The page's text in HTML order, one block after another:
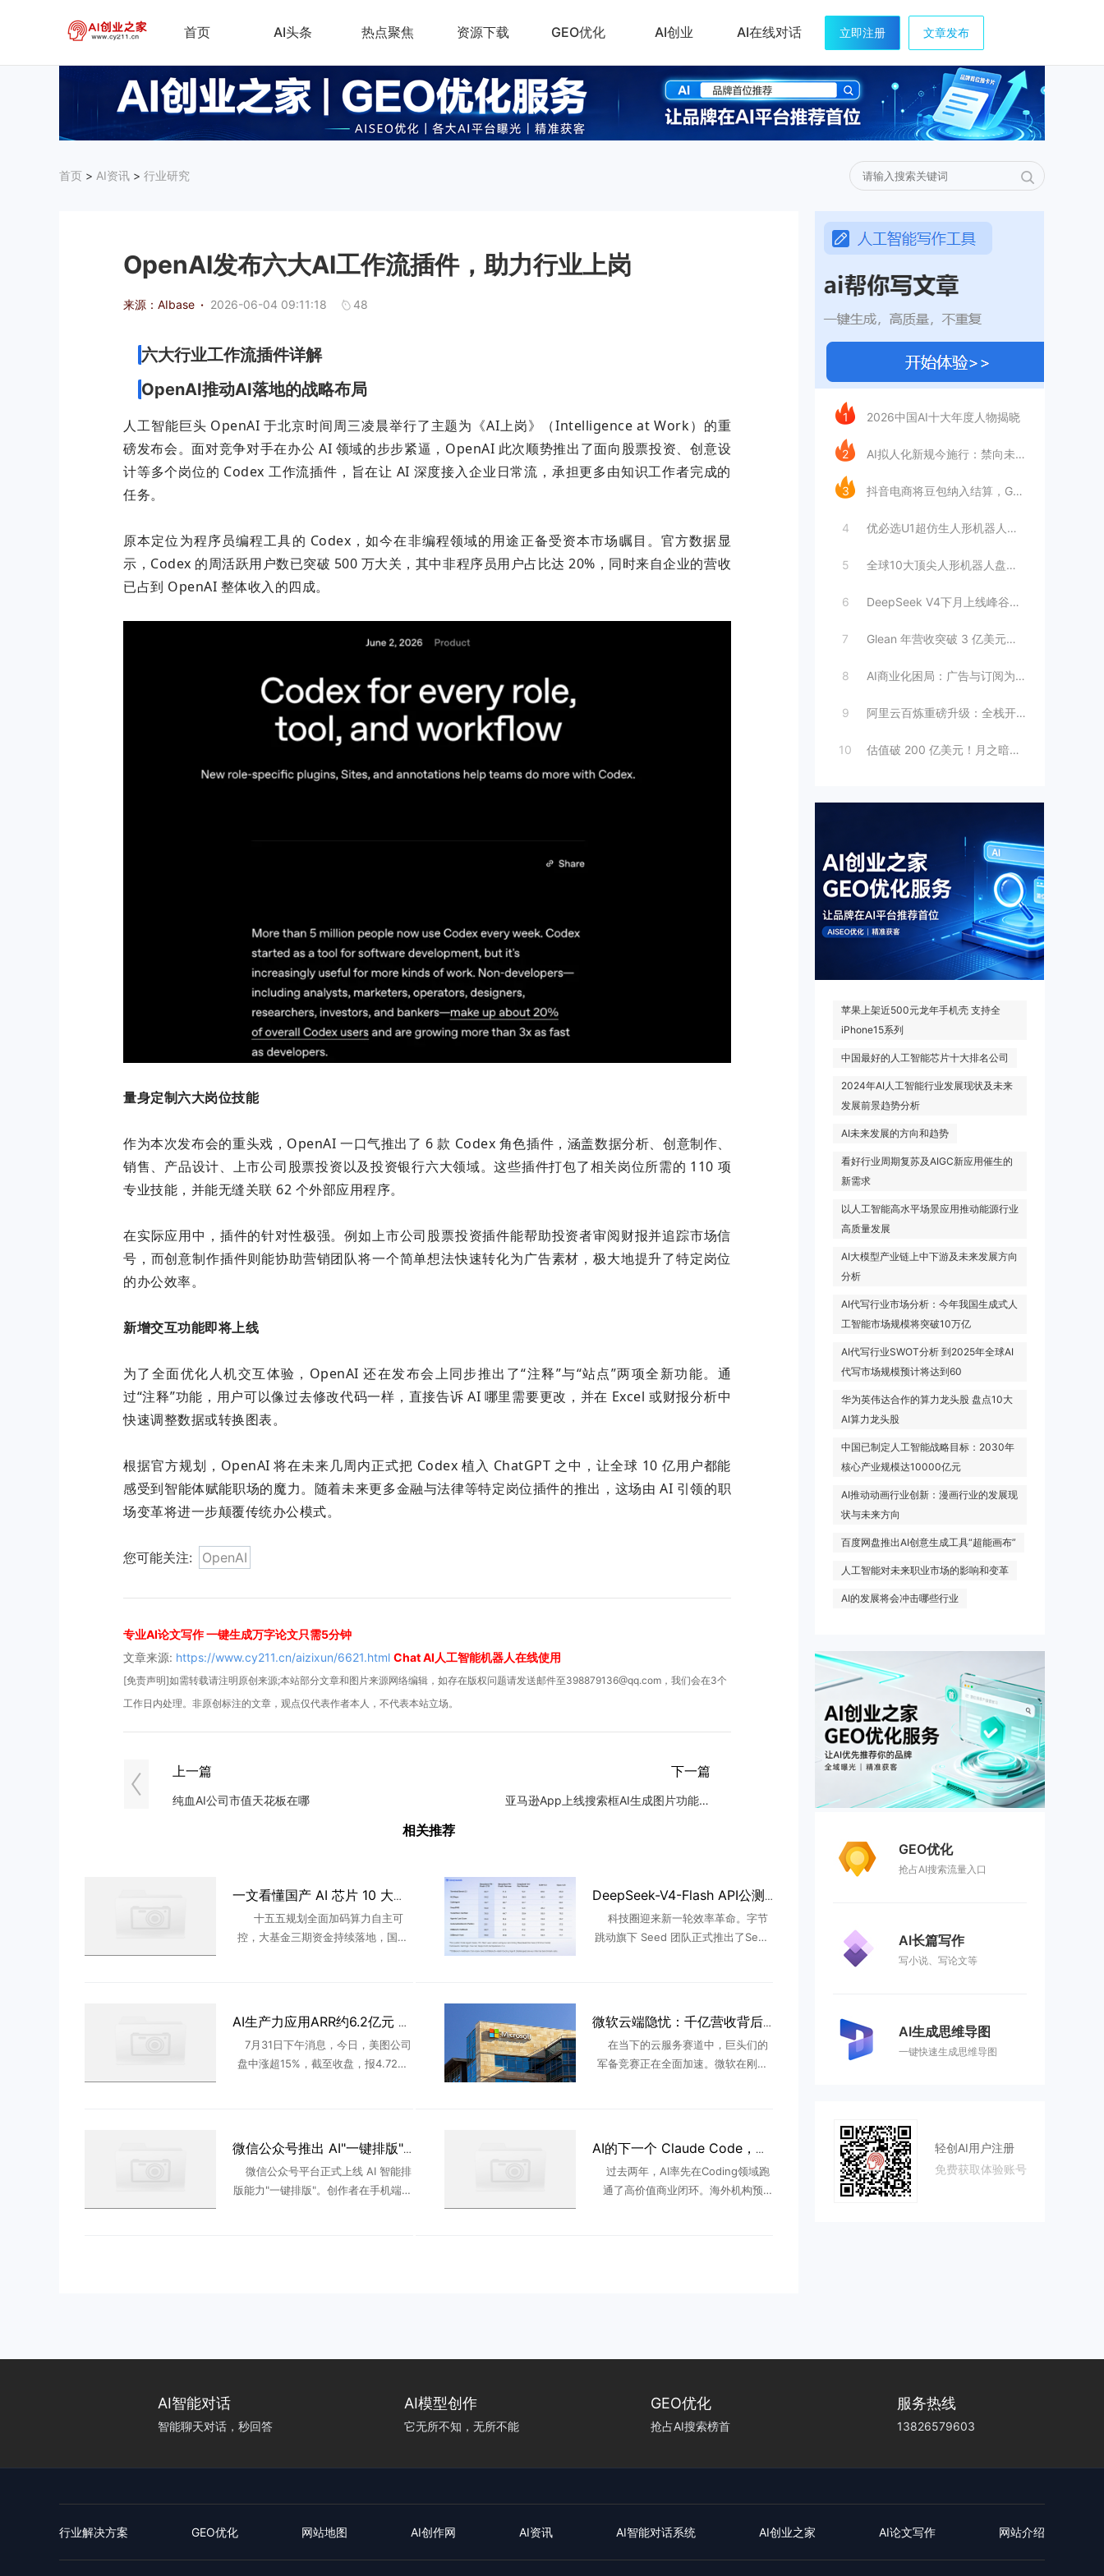
首页 AI头条 热点聚焦 资源下载 GEO优化 AI创业 AI在线对话 立即注册 文章发布
首页 > AI资讯 > 行业研究
今日推荐
1 2026中国AI十大年度人物揭晓
2 AI拟人化新规今施行：禁向未成年人提供虚
3 抖音电商将豆包纳入结算，GEO成交归因时
4 优必选U1超仿生人形机器人：情感陪伴AI
5 全球10大顶尖人形机器人盘点：工厂与家庭
6 DeepSeek V4下月上线峰谷定价，
7 Glean 年营收突破 3 亿美元，暴增
8 AI商业化困局：广告与订阅为何难以独立支
9 阿里云百炼重磅升级：全栈开放接入，打造模
10 估值破 200 亿美元！月之暗面“拆墙”
苹果上架近500元龙年手机壳 支持全
iPhone15系列
中国最好的人工智能芯片十大排名公司
2024年AI人工智能行业发展现状及未来
发展前景趋势分析
AI未来发展的方向和趋势
看好行业周期复苏及AIGC新应用催生的
新需求
以人工智能高水平场景应用推动能源行业
高质量发展
AI大模型产业链上中下游及未来发展方向
分析
AI代写行业市场分析：今年我国生成式人
工智能市场规模将突破10万亿
AI代写行业SWOT分析 到2025年全球AI
代写市场规模预计将达到60
华为英伟达合作的算力龙头股 盘点10大
AI算力龙头股
中国已制定人工智能战略目标：2030年
核心产业规模达10000亿元
AI推动动画行业创新：漫画行业的发展现
状与未来方向
百度网盘推出AI创意生成工具“超能画布”
人工智能对未来职业市场的影响和变革
AI的发展将会冲击哪些行业
GEO优化
抢占AI搜索流量入口
AI长篇写作
写小说、写论文等
AI生成思维导图
一键快速生成思维导图
轻创AI用户注册
免费获取体验账号
OpenAI发布六大AI工作流插件，助力行业上岗
来源：AIbase · 2026-06-04 09:11:18 48
六大行业工作流插件详解
OpenAI推动AI落地的战略布局
人工智能巨头 OpenAI 于北京时间周三凌晨举行了主题为《AI上岗》（Intelligence at Work）的重
磅发布会。面对竞争对手在办公 AI 领域的步步紧逼，OpenAI 此次顺势推出了面向股票投资、创意设
计等多个岗位的 Codex 工作流插件，旨在让 AI 深度接入企业日常流，承担更多由知识工作者完成的
任务。
原本定位为程序员编程工具的 Codex，如今在非编程领域的用途正备受资本市场瞩目。官方数据显
示，Codex 的周活跃用户数已突破 500 万大关，其中非程序员用户占比达 20%，同时来自企业的营收
已占到 OpenAI 整体收入的四成。
量身定制六大岗位技能
作为本次发布会的重头戏，OpenAI 一口气推出了 6 款 Codex 角色插件，涵盖数据分析、创意制作、
销售、产品设计、上市公司股票投资以及投资银行六大领域。这些插件打包了相关岗位所需的 110 项
专业技能，并能无缝关联 62 个外部应用程序。
在实际应用中，插件的针对性极强。例如上市公司股票投资插件能帮助投资者审阅财报并追踪市场信
号，而创意制作插件则能协助营销团队将一个简单想法快速转化为广告素材，极大地提升了特定岗位
的办公效率。
新增交互功能即将上线
为了全面优化人机交互体验，OpenAI 还在发布会上同步推出了“注释”与“站点”两项全新功能。通
过“注释”功能，用户可以像过去修改代码一样，直接告诉 AI 哪里需要更改，并在 Excel 或财报分析中
快速调整数据或转换图表。
根据官方规划，OpenAI 将在未来几周内正式把 Codex 植入 ChatGPT 之中，让全球 10 亿用户都能
感受到智能体赋能职场的魔力。随着未来更多金融与法律等特定岗位插件的推出，这场由 AI 引领的职
场变革将进一步颠覆传统办公模式。
您可能关注: OpenAI
专业AI论文写作 一键生成万字论文只需5分钟
文章来源: https://www.cy211.cn/aizixun/6621.html Chat AI人工智能机器人在线使用
[免责声明]如需转载请注明原创来源;本站部分文章和图片来源网络编辑，如存在版权问题请发送邮件至398879136@qq.com，我们会在3个
工作日内处理。非原创标注的文章，观点仅代表作者本人，不代表本站立场。
上一篇
纯血AI公司市值天花板在哪
下一篇
亚马逊App上线搜索框AI生成图片功能，深化视觉搜索布局
相关推荐
一文看懂国产 AI 芯片 10 大核心龙头！四大赛道完整分类
十五五规划全面加码算力自主可
控，大基金三期资金持续落地，国内
DeepSeek-V4-Flash API公测上线 Agent能力全面爆发
科技圈迎来新一轮效率革命。字节
跳动旗下 Seed 团队正式推出了Seed
AI生产力应用ARR约6.2亿元 美图股价涨超10%
7月31日下午消息，今日，美图公司
盘中涨超15%，截至收盘，报4.72港
微软云端隐忧：千亿营收背后的增速换挡与杠杆风险
在当下的云服务赛道中，巨头们的
军备竞赛正在全面加速。微软在刚刚
微信公众号推出 AI"一键排版"：自动分段、生成小标题、匹配配图三步到位
微信公众号平台正式上线 AI 智能排
版能力"一键排版"。创作者在手机端公
AI的下一个 Claude Code，可能诞生在实验室
过去两年，AI率先在Coding领域跑
通了高价值商业闭环。海外机构预
AI智能对话
智能聊天对话，秒回答
AI模型创作
它无所不知，无所不能
GEO优化
抢占AI搜索榜首
服务热线
13826579603
行业解决方案 GEO优化 网站地图 AI创作网 AI资讯 AI智能对话系统 AI创业之家 AI论文写作 网站介绍